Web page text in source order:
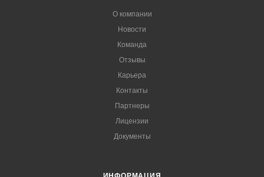
О компании
Новости
Команда
Отзывы
Карьера
Контакты
Партнеры
Лицензии
Документы